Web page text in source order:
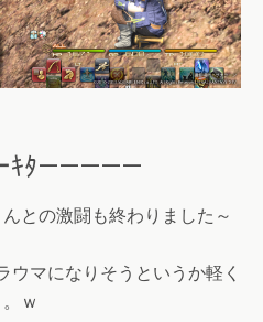
ｷﾀ—————
との激闘も終わりました～
ウマになりそうというか軽く
ｗ